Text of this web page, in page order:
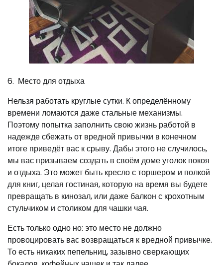
6. Место для отдыха
Нельзя работать круглые сутки. К определённому
времени ломаются даже стальные механизмы.
Поэтому попытка заполнить свою жизнь работой в
надежде сбежать от вредной привычки в конечном
итоге приведёт вас к срыву. Дабы этого не случилось,
мы вас призываем создать в своём доме уголок покоя
и отдыха. Это может быть кресло с торшером и полкой
для книг, целая гостиная, которую на время вы будете
превращать в кинозал, или даже балкон с крохотным
стульчиком и столиком для чашки чая.
Есть только одно но: это место не должно
провоцировать вас возвращаться к вредной привычке.
То есть никаких пепельниц, зазывно сверкающих